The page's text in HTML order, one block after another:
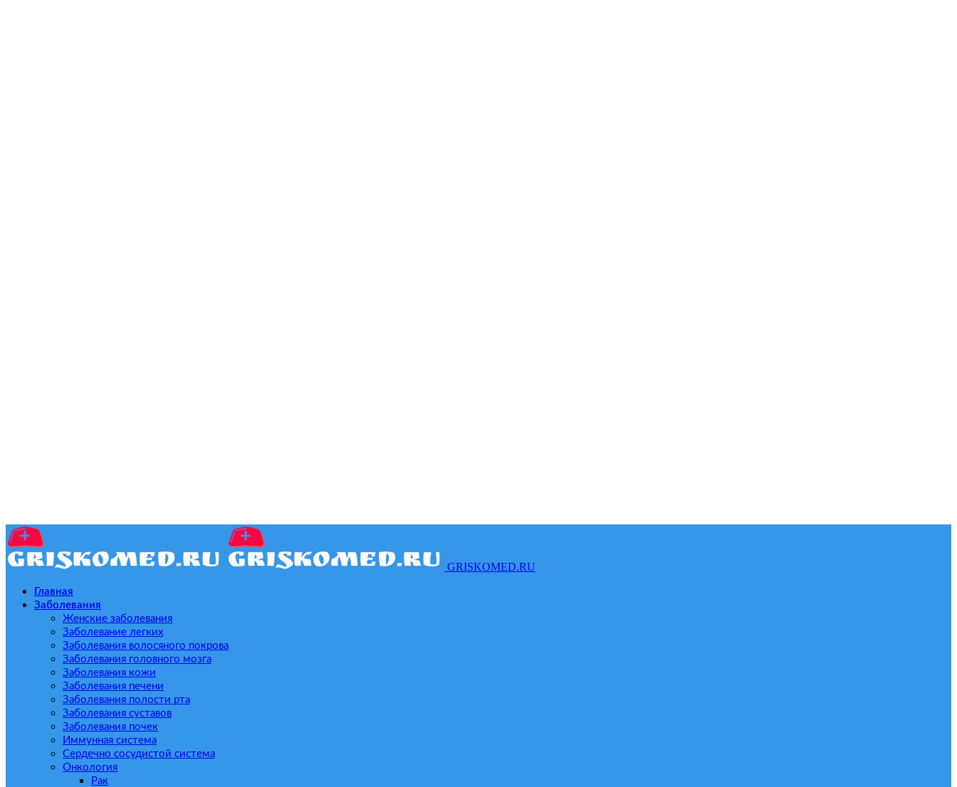
GRISKOMED.RU
Главная
Заболевания
Женские заболевания
Заболевание легких
Заболевания волосяного покрова
Заболевания головного мозга
Заболевания кожи
Заболевания печени
Заболевания полости рта
Заболевания суставов
Заболевания почек
Иммунная система
Сердечно сосудистой система
Онкология
Рак